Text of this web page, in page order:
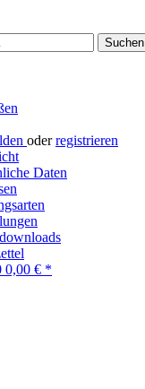
Suchen
oderregistrieren
Daten
0,00 € *